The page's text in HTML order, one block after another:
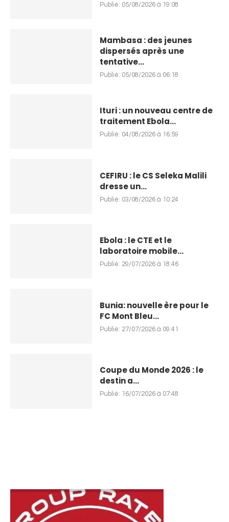
Publié: 05/08/2026 à 19:08
Mambasa : des jeunes
dispersés après une
tentative...
Publié: 05/08/2026 à 06:18
Ituri : un nouveau centre de
traitement Ebola...
Publié: 04/08/2026 à 16:59
CEFIRU : le CS Seleka Malili
dresse un...
Publié: 03/08/2026 à 10:24
Ebola : le CTE et le
laboratoire mobile...
Publié: 29/07/2026 à 18:46
Bunia: nouvelle ère pour le
FC Mont Bleu...
Publié: 27/07/2026 à 09:41
Coupe du Monde 2026 : le
destin a...
Publié: 16/07/2026 à 07:48